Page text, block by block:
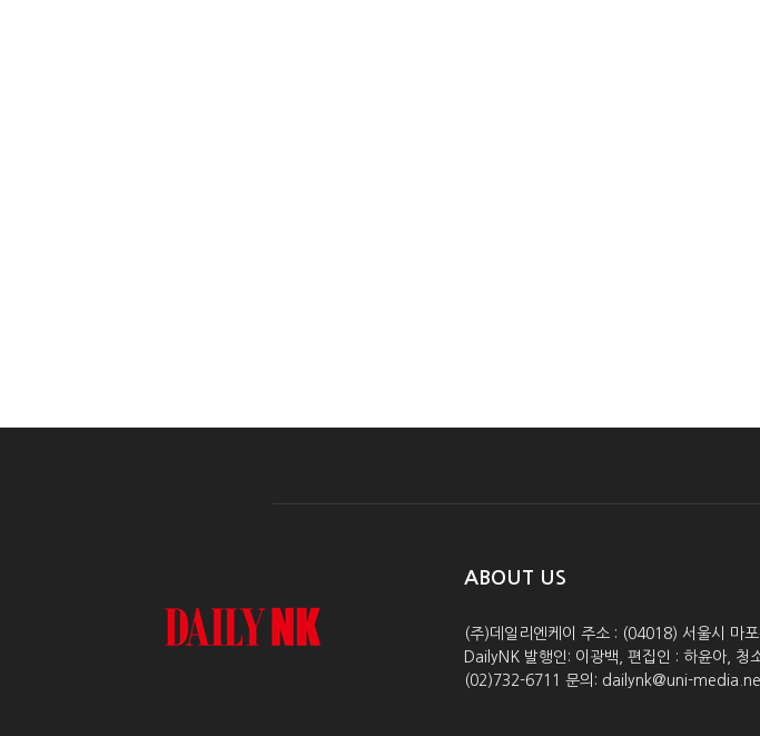
ABOUT US
(주)데일리엔케이 주소 : (04018) 서울시 마
DailyNK 발행인: 이광백, 편집인 : 하윤아,
(02)732-6711 문의: dailynk@uni-